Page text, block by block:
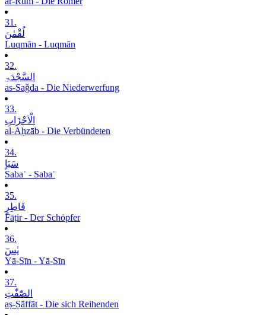
31.
لُقْمٰنَ
Luqmān - Luqmān
32.
السَّجْدَۃِ
as-Saǧda - Die Niederwerfung
33.
الْاَحْزَابِ
al-Aḥzāb - Die Verbündeten
34.
سَبَاٍ
Sabaʾ - Sabaʾ
35.
فَاطِرٍ
Fāṭir - Der Schöpfer
36.
یٰسٓ
Yā-Sīn - Yā-Sīn
37.
الصّٰٓفّٰتِ
aṣ-Ṣāffāt - Die sich Reihenden